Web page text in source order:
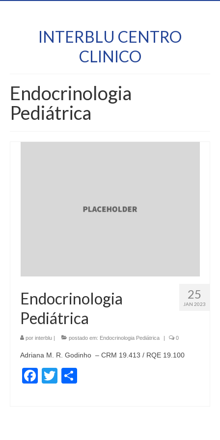
INTERBLU CENTRO
CLINICO
Endocrinologia
Pediátrica
25
JAN 2023
Endocrinologia
Pediátrica
por interblu | postado em: Endocrinologia Pediátrica | 0
Adriana M. R. Godinho – CRM 19.413 / RQE 19.100
Facebook
Twitter